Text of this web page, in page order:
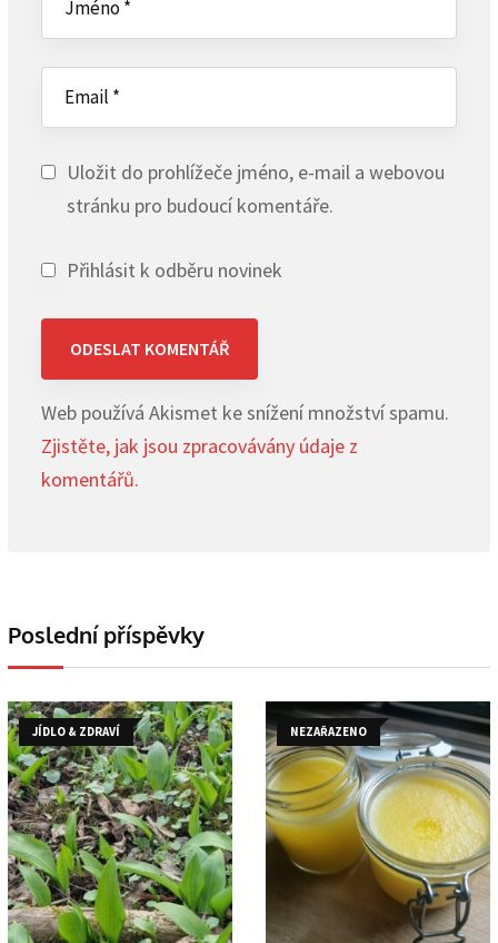
Uložit do prohlížeče jméno, e-mail a webovou
stránku pro budoucí komentáře.
Přihlásit k odběru novinek
Web používá Akismet ke snížení množství spamu.
Zjistěte, jak jsou zpracovávány údaje z
komentářů.
Poslední příspěvky
JÍDLO & ZDRAVÍ NEZAŘAZENO